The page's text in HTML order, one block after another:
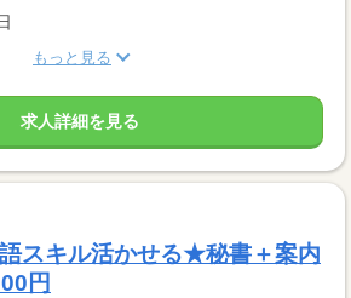
もっと見る
求人詳細を見る
スキル活かせる★秘書＋案内
円